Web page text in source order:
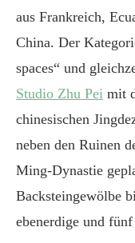
aus Frankreich,
China. Der
spaces“ und
Studio Zhu Pei mit
chinesischen
neben den Ruinen
Ming-Dynastie
Backsteingewölbe
ebenerdige und